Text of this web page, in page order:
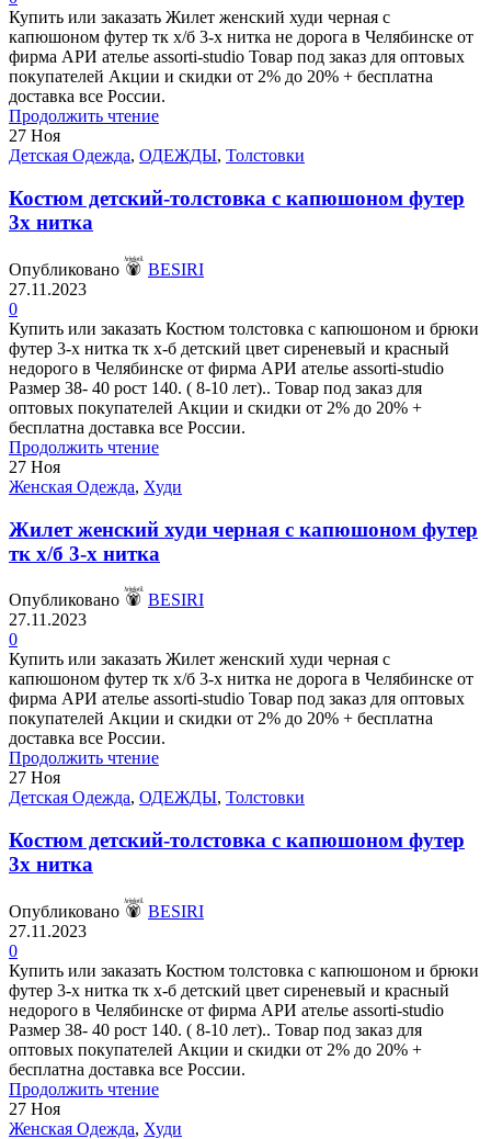
Купить или заказать Жилет женский худи черная с
капюшоном футер тк х/б 3-х нитка не дорога в Челябинске от
фирма АРИ ателье assorti-studio Товар под заказ для оптовых
покупателей Акции и скидки от 2% до 20% + бесплатна
доставка все России.
Продолжить чтение
27 Ноя
Детская Одежда, ОДЕЖДЫ, Толстовки
Костюм детский-толстовка с капюшоном футер
3х нитка
Опубликовано
BESIRI
27.11.2023
0
Купить или заказать Костюм толстовка с капюшоном и брюки
футер 3-х нитка тк х-б детский цвет сиреневый и красный
недорого в Челябинске от фирма АРИ ателье assorti-studio
Размер 38- 40 рост 140. ( 8-10 лет).. Товар под заказ для
оптовых покупателей Акции и скидки от 2% до 20% +
бесплатна доставка все России.
Продолжить чтение
27 Ноя
Женская Одежда, Худи
Жилет женский худи черная с капюшоном футер
тк х/б 3-х нитка
Опубликовано
BESIRI
27.11.2023
0
Купить или заказать Жилет женский худи черная с
капюшоном футер тк х/б 3-х нитка не дорога в Челябинске от
фирма АРИ ателье assorti-studio Товар под заказ для оптовых
покупателей Акции и скидки от 2% до 20% + бесплатна
доставка все России.
Продолжить чтение
27 Ноя
Детская Одежда, ОДЕЖДЫ, Толстовки
Костюм детский-толстовка с капюшоном футер
3х нитка
Опубликовано
BESIRI
27.11.2023
0
Купить или заказать Костюм толстовка с капюшоном и брюки
футер 3-х нитка тк х-б детский цвет сиреневый и красный
недорого в Челябинске от фирма АРИ ателье assorti-studio
Размер 38- 40 рост 140. ( 8-10 лет).. Товар под заказ для
оптовых покупателей Акции и скидки от 2% до 20% +
бесплатна доставка все России.
Продолжить чтение
27 Ноя
Женская Одежда, Худи